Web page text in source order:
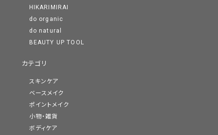
HIKARIMIRAI
do organic
do natural
BEAUTY UP TOOL
カテゴリ
スキンケア
ベースメイク
ポイントメイク
小物・雑貨
ボディケア